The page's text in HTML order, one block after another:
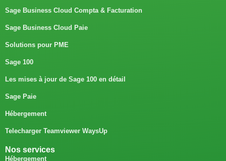
Sage Business Cloud Compta & Facturation
Sage Business Cloud Paie
Solutions pour PME
Sage 100
Les mises à jour de Sage 100 en détail
Sage Paie
Hébergement
Telecharger Teamviewer WaysUp
Nos services
Hébergement